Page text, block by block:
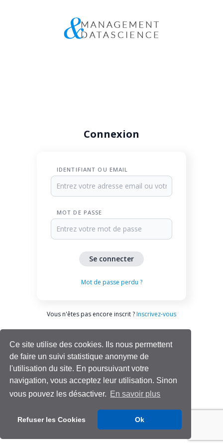
Ce site utilise des cookies. Ils nous permettent
de faire un suivi statistique anonyme de
l'utilisation du site. En poursuivant votre
navigation, vous acceptez leur utilisation. Sinon
vous pouvez les désactiver. En savoir plus
Refuser les Cookies Ok
Connexion
IDENTIFIANT OU EMAIL
MOT DE PASSE
Mot de passe perdu ?
Vous n'êtes pas encore inscrit ? Inscrivez-vous